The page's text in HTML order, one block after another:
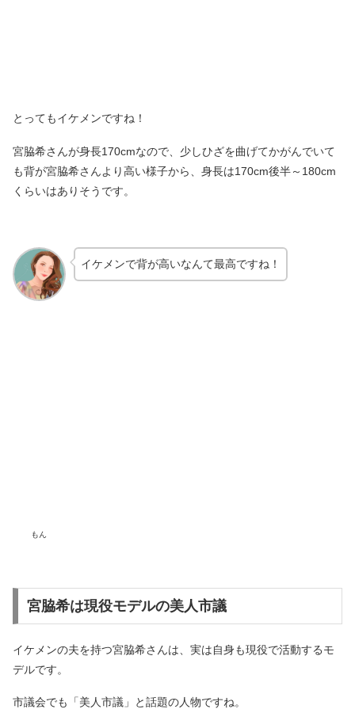
とってもイケメンですね！
宮脇希さんが身長170cmなので、少しひざを曲げてかがんでいて
も背が宮脇希さんより高い様子から、身長は170cm後半～180cm
くらいはありそうです。
もん
イケメンで背が高いなんて最高ですね！
宮脇希は現役モデルの美人市議
イケメンの夫を持つ宮脇希さんは、実は自身も現役で活動するモ
デルです。
市議会でも「美人市議」と話題の人物ですね。